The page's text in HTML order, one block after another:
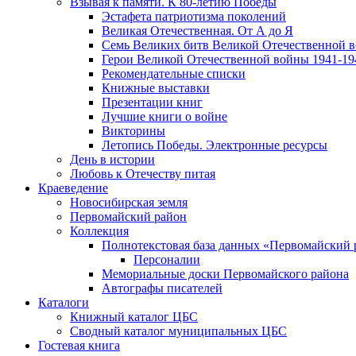
Эcтафета патриотизма поколений
Великая Отечественная. От А до Я
Семь Великих битв Великой Отечественной
Герои Великой Отечественной войны 1941-
Рекомендательные списки
Книжные выставки
Презентации книг
Лучшие книги о войне
Викторины
Летопись Победы. Электронные ресурсы
День в истории
Любовь к Отечеству питая
Краеведение
Новосибирская земля
Первомайский район
Коллекция
Полнотекстовая база данных «Первомайский
Персоналии
Мемориальные доски Первомайского района
Автографы писателей
Каталоги
Книжный каталог ЦБС
Сводный каталог муниципальных ЦБС
Гостевая книга